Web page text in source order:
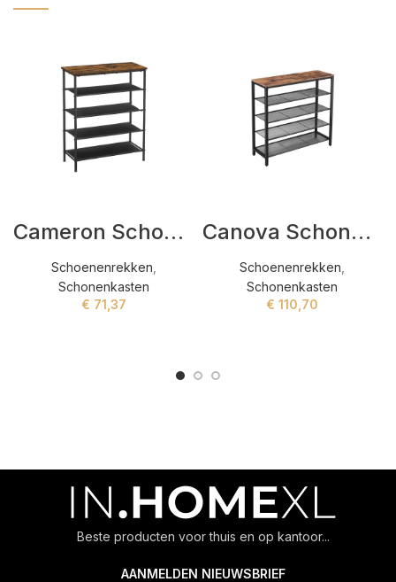
Cameron Schonenkasten Bruin,Zwart
Schoenenrekken
Schonenkasten
€ 71,37
Canova Schonenkasten Bruin
Schoenenrekken
Schonenkasten
€ 110,70
Beste producten voor thuis en op kantoor...
AANMELDEN NIEUWSBRIEF